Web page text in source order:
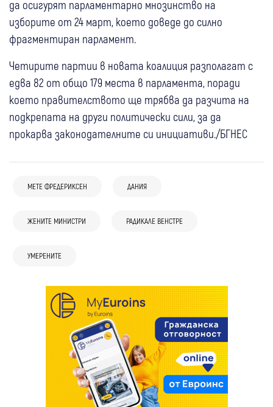
да осигурят парламентарно мнозинство на
изборите от 24 март, което доведе до силно
фрагментиран парламент.
Четирите партии в новата коалиция разполагат с
едва 82 от общо 179 места в парламента, поради
което правителството ще трябва да разчита на
подкрепата на други политически сили, за да
прокарва законодателните си инициативи./БГНЕС
МЕТЕ ФРЕДЕРИКСЕН ДАНИЯ
ЖЕНИТЕ МИНИСТРИ РАДИКАЛЕ ВЕНСТРЕ
УМЕРЕНИТЕ